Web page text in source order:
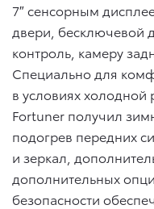
7″ сенсорным
двери, бесключевой
контроль, камеру
Специально для
в условиях холодной
Fortuner получил
подогрев передних
и зеркал,
дополнительных
безопасности